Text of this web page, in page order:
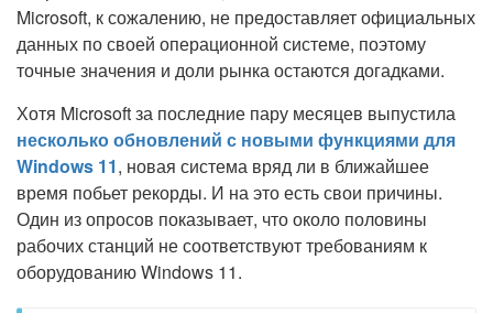
Microsoft, к сожалению, не предоставляет официальных
данных по своей операционной системе, поэтому
точные значения и доли рынка остаются догадками.
Хотя Microsoft за последние пару месяцев выпустила
несколько обновлений с новыми функциями для
Windows 11, новая система вряд ли в ближайшее
время побьет рекорды. И на это есть свои причины.
Один из опросов показывает, что около половины
рабочих станций не соответствуют требованиям к
оборудованию Windows 11.